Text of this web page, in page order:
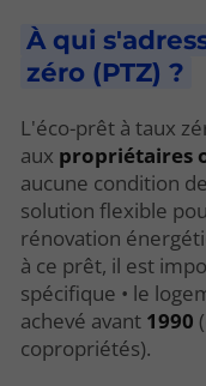
À qui
zéro (PTZ) ?
L'éco-prêt à taux
aux propriétaires
aucune condition
solution flexible
rénovation
à ce prêt, il est
spécifique • le
achevé avant 1990
copropriétés).